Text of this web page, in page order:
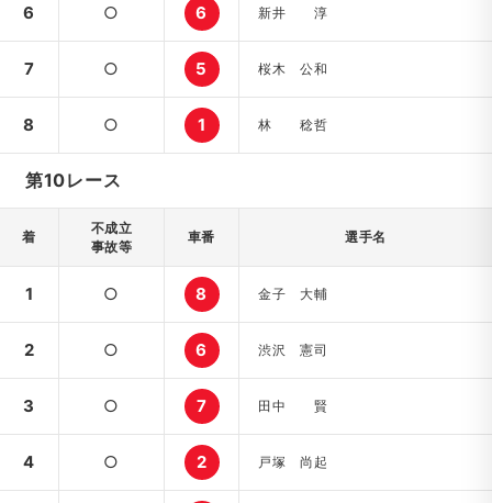
6 ○ 6 新井 淳
7 ○ 5 桜木 公和
8 ○ 1 林 稔哲
第10レース
着
不成立
事故等
車番 選手名
1 ○ 8 金子 大輔
2 ○ 6 渋沢 憲司
3 ○ 7 田中 賢
4 ○ 2 戸塚 尚起